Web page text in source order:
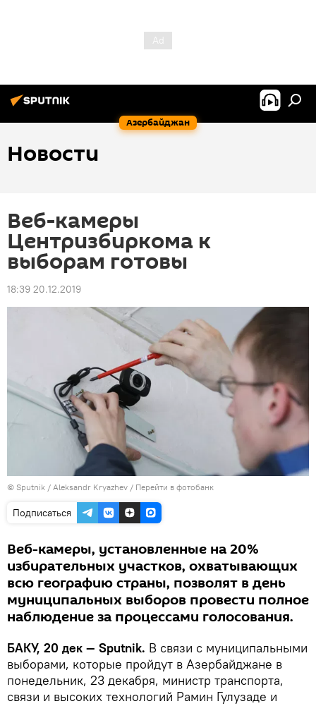
Азербайджан
Новости
Веб-камеры
Центризбиркома к
выборам готовы
18:39 20.12.2019
© Sputnik / Aleksandr Kryazhev / Перейти в фотобанк
Подписаться
Веб-камеры, установленные на 20%
избирательных участков, охватывающих
всю географию страны, позволят в день
муниципальных выборов провести полное
наблюдение за процессами голосования.
БАКУ, 20 дек — Sputnik. В связи с муниципальными
выборами, которые пройдут в Азербайджане в
понедельник, 23 декабря, министр транспорта,
связи и высоких технологий Рамин Гулузаде и